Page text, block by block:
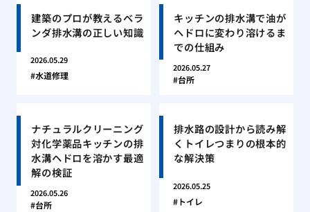
建築のプロが教えるベラ
ンダ排水溝の正しい知識
2026.05.29
水道修理
キッチンの排水溝で油が
ヘドロに変わり溶けるま
での仕組み
2026.05.27
台所
ナチュラルクリーニング
対化学薬品キッチンの排
水溝ヘドロを溶かす最適
解の検証
2026.05.26
台所
排水路の設計から読み解
くトイレつまりの根本的
な解決策
2026.05.25
トイレ